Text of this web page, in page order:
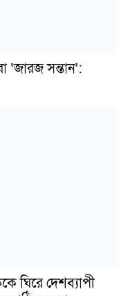
‘জারজ সন্তান’:
ঘিরে দেশব্যাপী